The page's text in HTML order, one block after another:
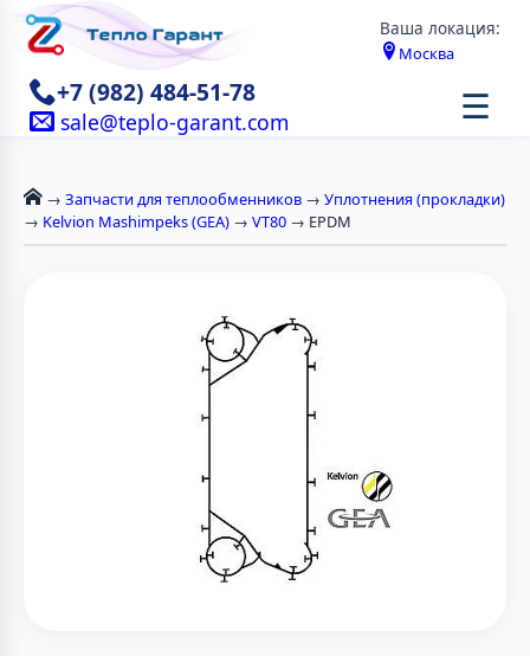
Ваша локация:
Москва
+7 (982) 484-51-78
sale@teplo-garant.com ☰
→ Запчасти для теплообменников → Уплотнения (прокладки)
→ Kelvion Mashimpeks (GEA) → VT80 → EPDM